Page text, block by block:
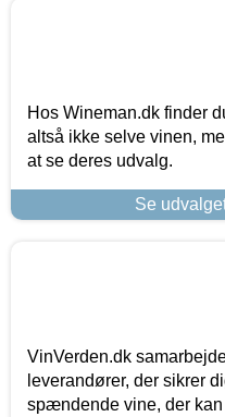
Hos Wineman.dk finder
altså ikke selve vinen,
at se deres udvalg.
Se
VinVerden.dk
leverandører, der sikrer
spændende vine, der